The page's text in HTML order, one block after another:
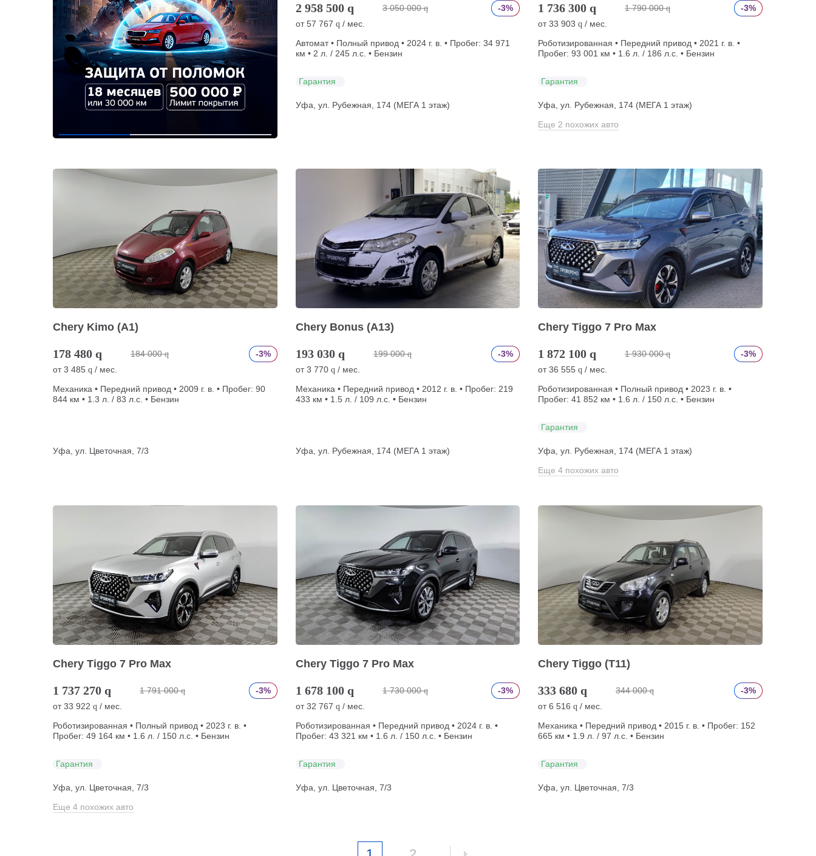
2 958 500 q 3 050 000 q
-3%
от57 767 q / мес.
Автомат • Полный привод • 2024 г. в. • Пробег: 34 971
км • 2 л. / 245 л.с. • Бензин
Гарантия
Уфа, ул. Рубежная, 174 (МЕГА 1 этаж)
1 736 300 q 1 790 000 q
-3%
от33 903 q / мес.
Роботизированная • Передний привод • 2021 г. в. •
Пробег: 93 001 км • 1.6 л. / 186 л.с. • Бензин
Гарантия
Уфа, ул. Рубежная, 174 (МЕГА 1 этаж)
Еще 2 похожих авто
Chery Kimo (A1)
178 480 q 184 000 q
-3%
от3 485 q / мес.
Механика • Передний привод • 2009 г. в. • Пробег: 90
844 км • 1.3 л. / 83 л.с. • Бензин
Уфа, ул. Цветочная, 7/3
Chery Bonus (A13)
193 030 q 199 000 q
-3%
от3 770 q / мес.
Механика • Передний привод • 2012 г. в. • Пробег: 219
433 км • 1.5 л. / 109 л.с. • Бензин
Уфа, ул. Рубежная, 174 (МЕГА 1 этаж)
Chery Tiggo 7 Pro Max
1 872 100 q 1 930 000 q
-3%
от36 555 q / мес.
Роботизированная • Полный привод • 2023 г. в. •
Пробег: 41 852 км • 1.6 л. / 150 л.с. • Бензин
Гарантия
Уфа, ул. Рубежная, 174 (МЕГА 1 этаж)
Еще 4 похожих авто
Chery Tiggo 7 Pro Max
1 737 270 q 1 791 000 q
-3%
от33 922 q / мес.
Роботизированная • Полный привод • 2023 г. в. •
Пробег: 49 164 км • 1.6 л. / 150 л.с. • Бензин
Гарантия
Уфа, ул. Цветочная, 7/3
Еще 4 похожих авто
Chery Tiggo 7 Pro Max
1 678 100 q 1 730 000 q
-3%
от32 767 q / мес.
Роботизированная • Передний привод • 2024 г. в. •
Пробег: 43 321 км • 1.6 л. / 150 л.с. • Бензин
Гарантия
Уфа, ул. Цветочная, 7/3
Chery Tiggo (T11)
333 680 q 344 000 q
-3%
от6 516 q / мес.
Механика • Передний привод • 2015 г. в. • Пробег: 152
665 км • 1.9 л. / 97 л.с. • Бензин
Гарантия
Уфа, ул. Цветочная, 7/3